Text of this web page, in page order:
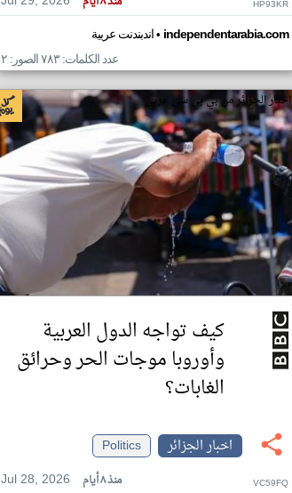
HP93KR
اندبندنت عربية• independentarabia.com
عدد الكلمات: ٧٨٣ الصور: ٢
اخبار الجزائر من بي بي سي عربي
كيف تواجه الدول العربية
وأوروبا موجات الحر وحرائق
الغابات؟
اخبار الجزائر
Politics
Jul 28, 2026
منذ ٨ أيام VC59FQ